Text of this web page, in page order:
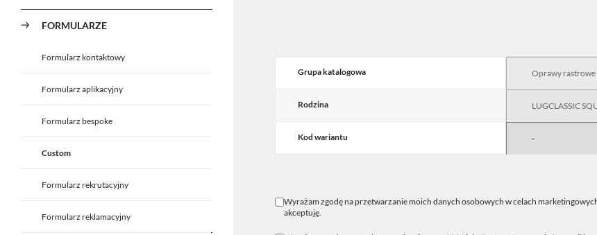
FORMULARZE
Formularz kontaktowy
Formularz aplikacyjny
Formularz bespoke
Custom
Formularz rekrutacyjny
Formularz reklamacyjny
Grupa katalogowa
Rodzina
Kod wariantu
Wyrażam zgodę na przetwarzanie moich danych osobowych w celach
akceptuję.